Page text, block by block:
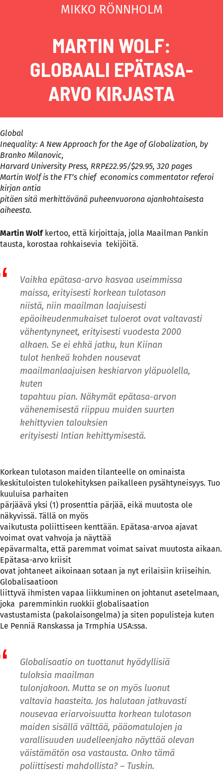
MIKKO RÖNNHOLM
MARTIN WOLF:
GLOBAALI EPÄTASA-
ARVO KIRJASTA
Global
Inequality: A New Approach for the Age of Globalization, by
Branko Milanovic,
Harvard University Press, RRP£22.95/$29.95, 320 pages
Martin Wolf is the FT’s chief economics commentator referoi
kirjan antia
pitäen sitä merkittävänä puheenvuorona ajankohtaisesta
aiheesta.
Martin Wolfkertoo, että kirjoittaja, jolla Maailman Pankin
tausta, korostaa rohkaisevia tekijöitä.
Vaikka epätasa-arvo kasvaa useimmissa
maissa, erityisesti korkean tulotason
niistä, niin maailman laajuisesti
epäoikeudenmukaiset tuloerot ovat valtavasti
vähentynyneet, erityisesti vuodesta 2000
alkaen. Se ei ehkä jatku, kun Kiinan
tulot henkeä kohden nousevat
maailmanlaajuisen keskiarvon yläpuolella,
kuten
tapahtuu pian. Näkymät epätasa-arvon
vähenemisestä riippuu muiden suurten
kehittyvien talouksien
erityisesti Intian kehittymisestä.
Korkean tulotason maiden tilanteelle on ominaista
keskituloisten tulokehityksen paikalleen pysähtyneisyys. Tuo
kuuluisa parhaiten
pärjäävä yksi (1) prosenttia pärjää, eikä muutosta ole
näkyvissä. Tällä on myös
vaikutusta poliittiseen kenttään. Epätasa-arvoa ajavat
voimat ovat vahvoja ja näyttää
epävarmalta, että paremmat voimat saivat muutosta aikaan.
Epätasa-arvo kriisit
ovat johtaneet aikoinaan sotaan ja nyt erilaisiin kriiseihin.
Globalisaatioon
liittyvä ihmisten vapaa liikkuminen on johtanut asetelmaan,
joka paremminkin ruokkii globalisaation
vastustamista (pakolaisongelma) ja siten populisteja kuten
Le Penniä Ranskassa ja Trmphia USA:ssa.
Globalisaatio on tuottanut hyödyllisiä
tuloksia maailman
tulonjakoon. Mutta se on myös luonut
valtavia haasteita. Jos halutaan jatkuvasti
nousevaa eriarvoisuutta korkean tulotason
maiden sisällä välttää, pääomatulojen ja
varallisuuden uudelleenjako näyttää olevan
väistämätön osa vastausta. Onko tämä
poliittisesti mahdollista? – Tuskin.